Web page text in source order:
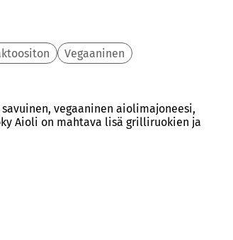
Vegaaninen
vegaaninen aiolimajoneesi,
Aioli on mahtava lisä grilliruokien ja